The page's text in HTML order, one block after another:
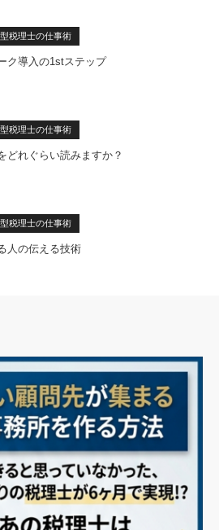
税理士の仕事術
ク導入の1stステップ
税理士の仕事術
どれぐらい読みますか？
税理士の仕事術
人の伝える技術